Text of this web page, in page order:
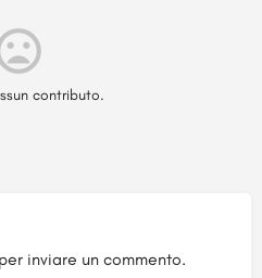
contributo.
per inviare un commento.